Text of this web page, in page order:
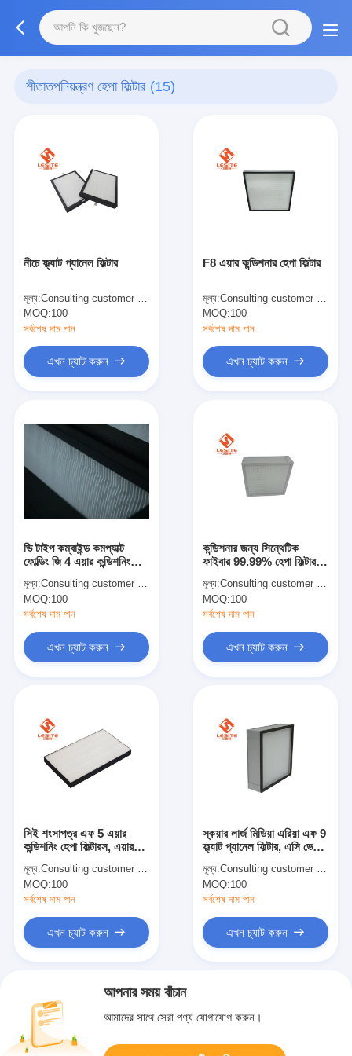
শীতাতপনিয়ন্ত্রণ হেপা ফিল্টার (15)
নীচে ফ্ল্যাট প্যানেল ফিল্টার
মূল্য:Consulting customer service
MOQ:100
সর্বশেষ দাম পান
এখন চ্যাট করুন
F8 এয়ার কন্ডিশনার হেপা ফিল্টার
মূল্য:Consulting customer service
MOQ:100
সর্বশেষ দাম পান
এখন চ্যাট করুন
ভি টাইপ কম্বাইন্ড কমপ্যাক্ট
ফোল্ডিং জি 4 এয়ার কন্ডিশনিং
মূল্য:Consulting customer service
MOQ:100
সর্বশেষ দাম পান
এখন চ্যাট করুন
কন্ডিশনার জন্য সিন্থেটিক
ফাইবার 99.99% হেপা ফিল্টার
মূল্য:Consulting customer service
MOQ:100
সর্বশেষ দাম পান
এখন চ্যাট করুন
সিই শংসাপত্র এফ 5 এয়ার
কন্ডিশনিং হেপা ফিল্টারস, এয়ারকন
মূল্য:Consulting customer service
MOQ:100
সর্বশেষ দাম পান
এখন চ্যাট করুন
স্কয়ার লার্জ মিডিয়া এরিয়া এফ 9
ফ্ল্যাট প্যানেল ফিল্টার, এসি ভেন্টের
মূল্য:Consulting customer service
MOQ:100
সর্বশেষ দাম পান
এখন চ্যাট করুন
আপনার সময় বাঁচান
আমাদের সাথে সেরা পণ্য যোগাযোগ করুন।